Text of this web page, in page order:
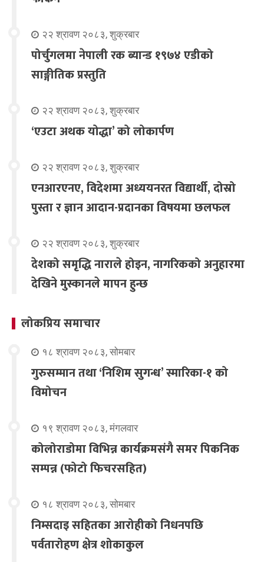
२२ श्रावण २०८३, शुक्रबार
पोर्चुगलमा नेपाली रक ब्यान्ड १९७४ एडीको
साङ्गीतिक प्रस्तुति
२२ श्रावण २०८३, शुक्रबार
‘एउटा अथक योद्धा’ को लोकार्पण
२२ श्रावण २०८३, शुक्रबार
एनआरएनए, विदेशमा अध्ययनरत विद्यार्थी, दोस्रो
पुस्ता र ज्ञान आदान-प्रदानका विषयमा छलफल
२२ श्रावण २०८३, शुक्रबार
देशको समृद्धि नाराले होइन, नागरिकको अनुहारमा
देखिने मुस्कानले मापन हुन्छ
लोकप्रिय समाचार
१८ श्रावण २०८३, सोमबार
गुरुसम्मान तथा ‘निशिम सुगन्ध’ स्मारिका-१ को
विमोचन
१९ श्रावण २०८३, मंगलवार
कोलोराडोमा विभिन्न कार्यक्रमसंगै समर पिकनिक
सम्पन्न (फोटो फिचरसहित)
१८ श्रावण २०८३, सोमबार
निम्सदाइ सहितका आरोहीको निधनपछि
पर्वतारोहण क्षेत्र शोकाकुल